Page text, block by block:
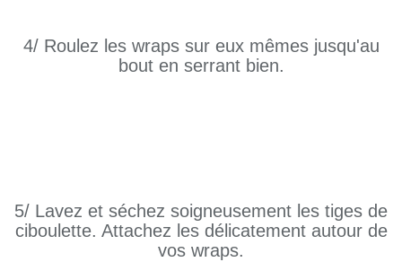
4/ Roulez les wraps sur eux mêmes jusqu'au
bout en serrant bien.
5/ Lavez et séchez soigneusement les tiges de
ciboulette. Attachez les délicatement autour de
vos wraps.